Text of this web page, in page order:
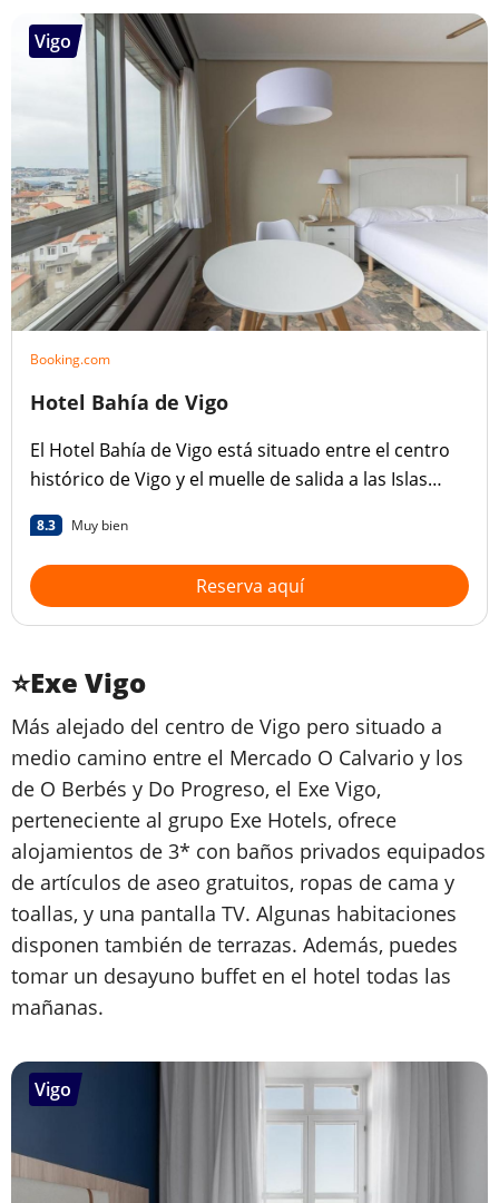
Vigo
Booking.com
Hotel Bahía de Vigo
El Hotel Bahía de Vigo está situado entre el centro
histórico de Vigo y el muelle de salida a las Islas
Cíes. Ofrece un alojamiento amplio con vistas
excelentes a la ría de Vigo.
8.3 Muy bien
Reserva aquí
⭐Exe Vigo
Más alejado del centro de Vigo pero situado a
medio camino entre el Mercado O Calvario y los
de O Berbés y Do Progreso, el Exe Vigo,
perteneciente al grupo Exe Hotels, ofrece
alojamientos de 3* con baños privados equipados
de artículos de aseo gratuitos, ropas de cama y
toallas, y una pantalla TV. Algunas habitaciones
disponen también de terrazas. Además, puedes
tomar un desayuno buffet en el hotel todas las
mañanas.
Vigo